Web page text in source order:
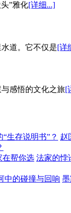
”雅化[详细...]
道。它不仅是[详
感悟的文化之旅[
生存说明书”？ 赵
在帮你选 法家的悖
中的碰撞与回响